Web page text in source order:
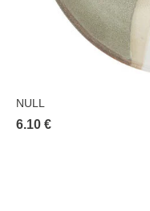
NULL
6.10 €